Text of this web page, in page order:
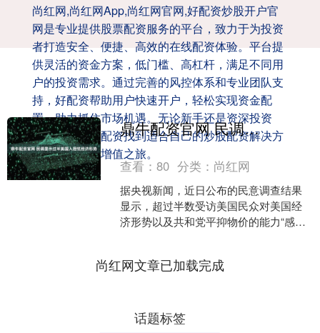
尚红网,尚红网App,尚红网官网,好配资炒股开户官
网是专业提供股票配资服务的平台，致力于为投资
者打造安全、便捷、高效的在线配资体验。平台提
供灵活的资金方案，低门槛、高杠杆，满足不同用
户的投资需求。通过完善的风控体系和专业团队支
持，好配资帮助用户快速开户，轻松实现资金配
置，助力抓住市场机遇。无论新手还是资深投资
者，都能在好配资找到适合自己的炒股配资解决方
案，开启财富增值之旅。
鼎牛配资官网 民调显示过半美国人担忧经济形势
查看：80 分类： 尚红网
据央视新闻，近日公布的民意调查结果
显示，超过半数受访美国民众对美国经
济形势以及共和党平抑物价的能力“感到
尚红网文章已加载完成
话题标签